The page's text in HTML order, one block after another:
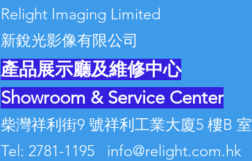
Relight Imaging Limited
新銳光影像有限公司
產品展示廳及維修中心
Showroom & Service Center
柴灣祥利街9 號祥利工業大廈5 樓B 室
Tel: 2781-1195 info@relight.com.hk